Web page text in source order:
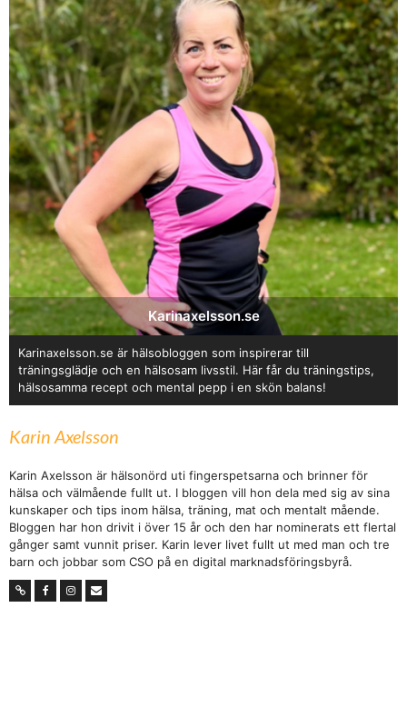
JANUARI 2, 2016 KL. 8:23 E M
skulle slippa tänka på ekonomisk trygghet,
andras förväntningar o.s.v. För om du vet det kan
du lägga en plan för hur du kan ta dig dit, även
om det kan innebära att det tar ett tag innan du
är där. Om du fortfarande är förvirrad är mitt tips
att satsa på en sak i taget och testa det fullt ut
innan du ändrar riktning, om du känner att det
första inte var rätt.
Stort lycka till med ditt val! Kram
Karinaxelsson.se
Karinaxelsson.se är hälsobloggen som inspirerar till
träningsglädje och en hälsosam livsstil. Här får du träningstips,
hälsosamma recept och mental pepp i en skön balans!
Karin Axelsson
Karin Axelsson är hälsonörd uti fingerspetsarna och brinner för
hälsa och välmående fullt ut. I bloggen vill hon dela med sig av sina
kunskaper och tips inom hälsa, träning, mat och mentalt mående.
Bloggen har hon drivit i över 15 år och den har nominerats ett flertal
gånger samt vunnit priser. Karin lever livet fullt ut med man och tre
barn och jobbar som CSO på en digital marknadsföringsbyrå.